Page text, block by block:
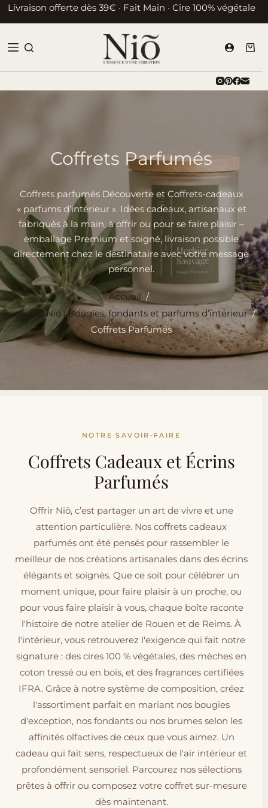
Passer
au
Livraison offerte dès 39€ · Fait Main · Cire 100% végétale
Coffrets Parfumés
Coffrets parfumés Découverte et Coffrets-cadeaux
« parfums d’intérieur ». Idées cadeaux, artisanaux et
fabriqués à la main, à offrir ou pour se faire plaisir –
emballage Premium et soigné, livraison possible
directement chez le destinataire avec votre message
personnel.
Accueil /
Boutique Niõ | Bougies, fondants et parfums d’intérieur /
Coffrets Parfumés
NOTRE SAVOIR-FAIRE
Coffrets Cadeaux et Écrins
Parfumés
Offrir Niõ, c’est partager un art de vivre et une
attention particulière. Nos coffrets cadeaux
parfumés ont été pensés pour rassembler le
meilleur de nos créations artisanales dans des écrins
élégants et soignés. Que ce soit pour célébrer un
moment unique, pour faire plaisir à un proche, ou
pour vous faire plaisir à vous, chaque boîte raconte
l'histoire de notre atelier de Rouen et de Reims. À
l'intérieur, vous retrouverez l'exigence qui fait notre
signature : des cires 100 % végétales, des mèches en
coton tressé ou en bois, et des fragrances certifiées
IFRA. Grâce à notre système de composition, créez
l'assortiment parfait en mariant nos bougies
d'exception, nos fondants ou nos brumes selon les
affinités olfactives de ceux que vous aimez. Un
cadeau qui fait sens, respectueux de l'air intérieur et
profondément sensoriel. Parcourez nos sélections
prêtes à offrir ou composez votre coffret sur-mesure
dès maintenant.